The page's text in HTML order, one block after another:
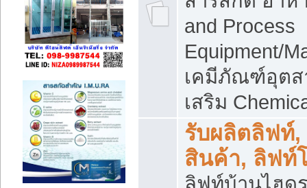
and Process
Equipment/
เคมีภัณฑ์อุตส
เสริม
รับผลิตลิฟท์
สินค้า, ลิฟท์